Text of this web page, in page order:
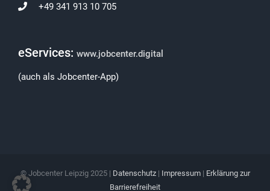
+49 341 913 10 705
eServices: www.jobcenter.digital
(auch als Jobcenter-App)
© Jobcenter Leipzig 2025 | Datenschutz| Impressum| Erklärung zur
Barrierefreiheit